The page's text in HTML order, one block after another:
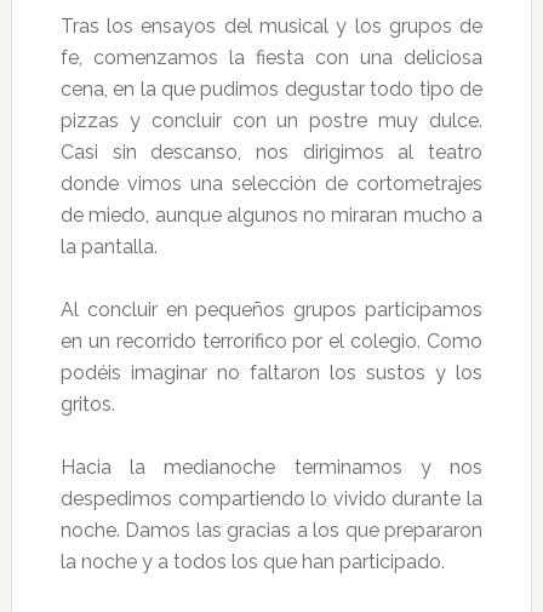
Tras los ensayos del musical y los grupos de
fe, comenzamos la fiesta con una deliciosa
cena, en la que pudimos degustar todo tipo de
pizzas y concluir con un postre muy dulce.
Casi sin descanso, nos dirigimos al teatro
donde vimos una selección de cortometrajes
de miedo, aunque algunos no miraran mucho a
la pantalla.
Al concluir en pequeños grupos participamos
en un recorrido terrorífico por el colegio. Como
podéis imaginar no faltaron los sustos y los
gritos.
Hacia la medianoche terminamos y nos
despedimos compartiendo lo vivido durante la
noche. Damos las gracias a los que prepararon
la noche y a todos los que han participado.